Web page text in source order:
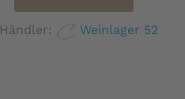
Händler: Weinlager 52